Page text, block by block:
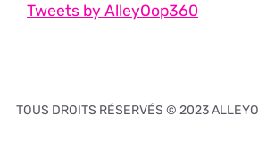
Tweets by AlleyOop360
TOUS DROITS RÉSERVÉS © 2023